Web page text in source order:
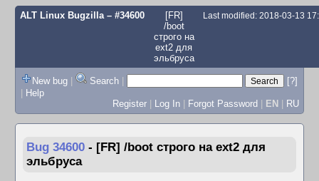
ALT Linux Bugzilla– #34600
[FR]
/boot
строго на
ext2 для
эльбруса
Last modified: 2018-03-13
New bug | Search |
[?]
| Help
Register | Log In | Forgot Password | EN | RU
Bug 34600 - [FR] /boot строго на ext2 для
эльбруса